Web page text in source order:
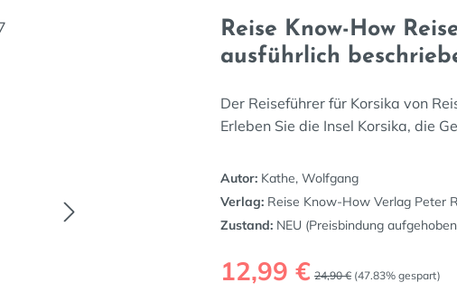
Reise Know-How
ausführlich
Der Reiseführer für Korsika von
Erleben Sie die Insel Korsika, die
Autor: Kathe, Wolfgang
Verlag: Reise Know-How Verlag Peter
Zustand: NEU (Preisbindung
Verkaufspreis:
12,99 € Regulärer Preis:
24,90 € (47.83% gespart)